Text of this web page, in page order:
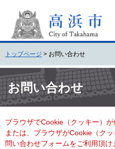
頭
で
す
。
飛
ば
し
て
本
へ
トップページ > お問い合わせ
文 お問い合わせ
ブラウザでCookie（クッキー）
または、ブラウザがCookie（ク
問い合わせフォームをご利用頂け